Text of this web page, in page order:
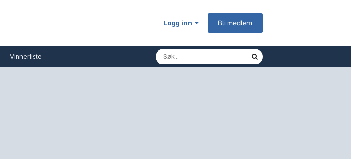
Logg inn Bli medlem
Vinnerliste